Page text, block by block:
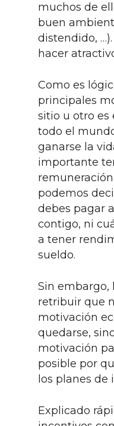
muchos de
buen
distendido,
hacer
Como es
principales
sitio u otro es
todo el
ganarse la
importante
podemos
debes pagar
contigo, ni
a tener
sueldo.
Sin embargo,
retribuir que
motivación
quedarse,
motivación
posible por
los planes de
Explicado